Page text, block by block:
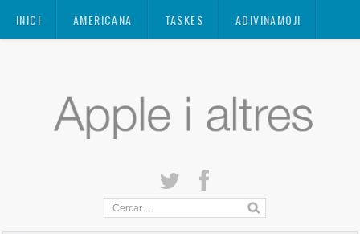
INICI AMERICANA TASKES ADIVINAMOJI